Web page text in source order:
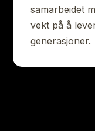
samarbeidet
vekt på å
generasjoner.